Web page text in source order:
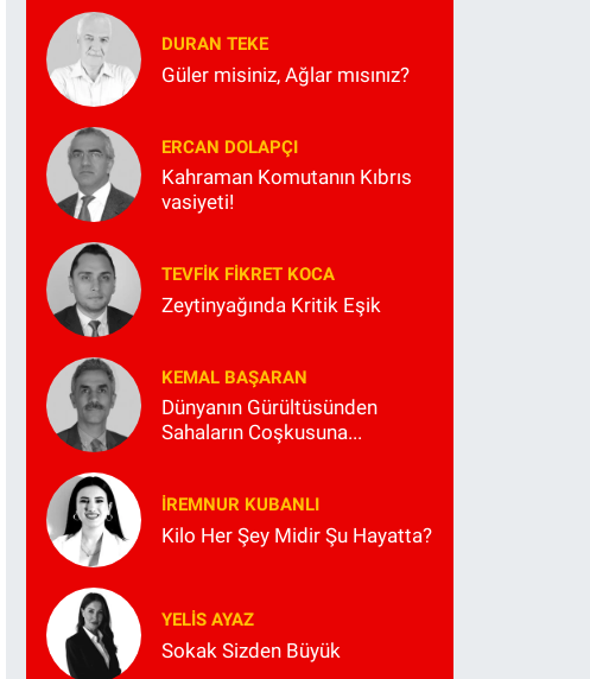
DURAN TEKE
Güler misiniz, Ağlar mısınız?
ERCAN DOLAPÇI
Kahraman Komutanın Kıbrıs
vasiyeti!
TEVFIK FIKRET KOCA
Zeytinyağında Kritik Eşik
KEMAL BAŞARAN
Dünyanın Gürültüsünden
Sahaların Coşkusuna...
İREMNUR KUBANLI
Kilo Her Şey Midir Şu Hayatta?
YELIS AYAZ
Sokak Sizden Büyük